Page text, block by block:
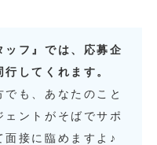
ッフ』では、応募企
してくれます。
でも、あなたのこと
ントがそばでサポ
面接に臨めますよ♪